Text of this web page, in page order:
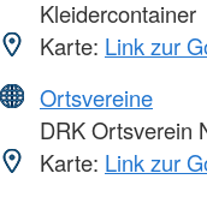
Kleidercontainer
Karte: Link zur
Ortsvereine
DRK Ortsverein
Karte: Link zur